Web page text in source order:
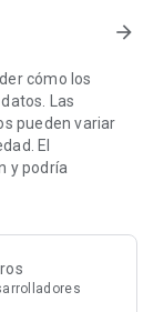
nuestros
ganar intereses
que superan
por
a usar Cropty.
Si desea
arrow_forward
cómo los
Las
pueden variar
El
y podría